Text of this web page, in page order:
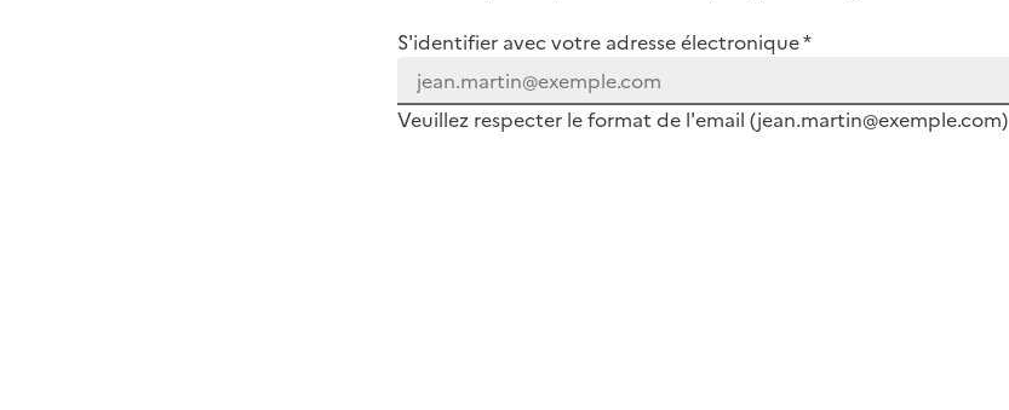
S'identifier avec votre adresse électronique *
Veuillez respecter le format de l'email (jean.martin@exemple.com)